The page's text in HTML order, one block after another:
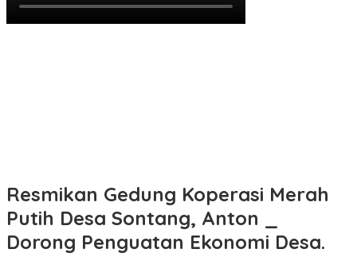
Resmikan Gedung Koperasi Merah
Putih Desa Sontang, Anton _
Dorong Penguatan Ekonomi Desa.